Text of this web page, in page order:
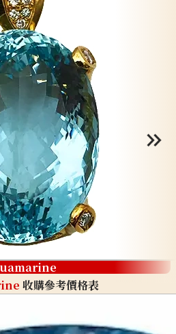
收購參考價格表